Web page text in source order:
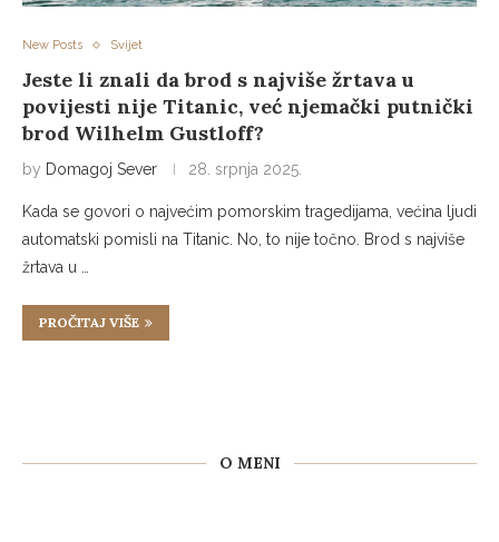
New Posts Svijet
Jeste li znali da brod s najviše žrtava u
povijesti nije Titanic, već njemački putnički
brod Wilhelm Gustloff?
by Domagoj Sever 28. srpnja 2025.
Kada se govori o najvećim pomorskim tragedijama, većina ljudi
automatski pomisli na Titanic. No, to nije točno. Brod s najviše
žrtava u …
PROČITAJ VIŠE
O MENI